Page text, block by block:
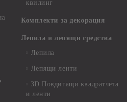
квилинг
Комплекти за декорация
Лепила и лепящи средства
Лепила
Лепящи ленти
3D Повдигащи квадратчета
и ленти